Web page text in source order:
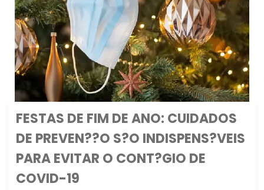
FESTAS DE FIM DE ANO: CUIDADOS
DE PREVEN??O S?O INDISPENS?VEIS
PARA EVITAR O CONT?GIO DE
COVID-19